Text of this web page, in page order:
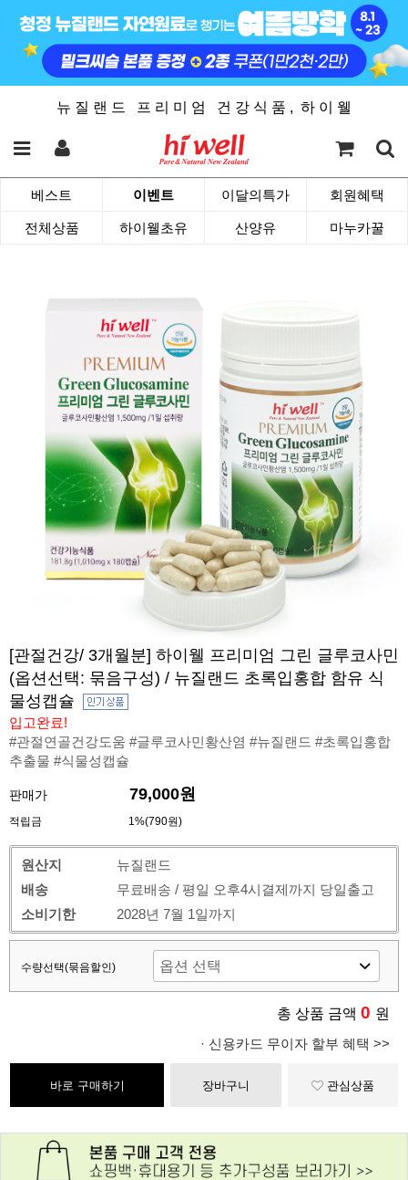
뉴 질 랜 드 프 리 미 엄 건 강 식 품 , 하 이 웰
베스트 이벤트 이달의특가 회원혜택
전체상품 하이웰초유 산양유 마누카꿀
[관절건강/ 3개월분] 하이웰 프리미엄 그린 글루코사민
(옵션선택: 묶음구성) / 뉴질랜드 초록입홍합 함유 식
물성캡슐
입고완료!
#관절연골건강도움 #글루코사민황산염 #뉴질랜드 #초록입홍합
추출물 #식물성캡슐
판매가 79,000원
적립금 1%(790원)
원산지
뉴질랜드
배송
무료배송 / 평일 오후4시결제까지 당일출고
소비기한
2028년 7월 1일까지
수량선택(묶음할인)
총 상품 금액 0 원
· 신용카드 무이자 할부 혜택 >>
바로 구매하기 장바구니 관심상품